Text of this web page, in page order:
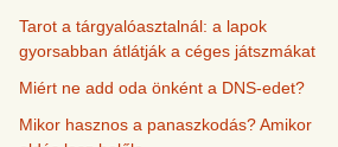
Tarot a tárgyalóasztalnál: a lapok
gyorsabban átlátják a céges játszmákat
Miért ne add oda önként a DNS-edet?
Mikor hasznos a panaszkodás? Amikor